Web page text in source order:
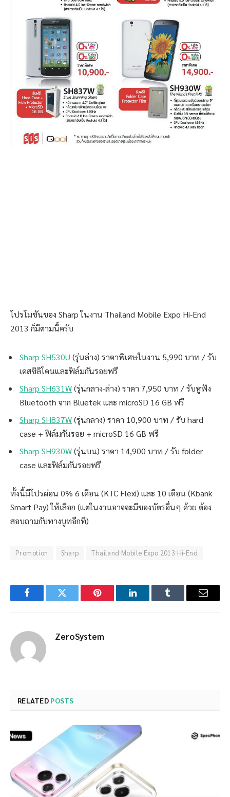
โปรโมชันของ Sharp ในงาน Thailand Mobile Expo Hi-End
2013 ก็มีตามนี้ครับ
Sharp SH530U (รุ่นล่าง) ราคาพิเศษในงาน 5,990 บาท / รับ
เคสซิลิโคนและฟิล์มกันรอยฟรี
Sharp SH631W(รุ่นกลาง-ล่าง) ราคา 7,950 บาท / รับหูฟัง
Bluetooth จาก Bluetek และ microSD 16 GB ฟรี
Sharp SH837W(รุ่นกลาง) ราคา 10,900 บาท / รับ hard
case + ฟิล์มกันรอย + microSD 16 GB ฟรี
Sharp SH930W(รุ่นบน) ราคา 14,900 บาท / รับ folder
case และฟิล์มกันรอยฟรี
ทั้งนี้มีโปรผ่อน 0% 6 เดือน (KTC Flexi) และ 10 เดือน (Kbank
Smart Pay) ให้เลือก (แต่ในงานอาจจะมีของบัตรอื่นๆ ด้วย ต้อง
สอบถามกับทางบูทอีกที)
Promotion Sharp Thailand Mobile Expo 2013 Hi-End
FacebookTwitter Pinterest LinkedInTumblr Email
ZeroSystem
RELATED POSTS